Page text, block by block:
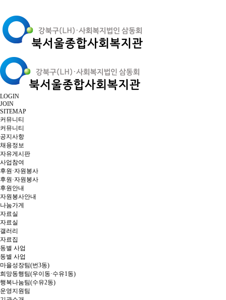
LOGIN
JOIN
SITEMAP
커뮤니티
커뮤니티
공지사항
채용정보
자유게시판
사업참여
후원·자원봉사
후원·자원봉사
후원안내
자원봉사안내
나눔가게
자료실
자료실
갤러리
자료집
동별 사업
동별 사업
마을성장팀(번3동)
희망동행팀(우이동·수유1동)
행복나눔팀(수유2동)
운영지원팀